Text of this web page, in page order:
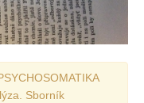
Sborník